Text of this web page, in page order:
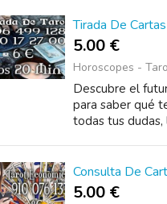
Tirada De
5.00 €
Horoscopes -
Descubre el
para saber qué
todas tus dudas,
Consulta De
5.00 €